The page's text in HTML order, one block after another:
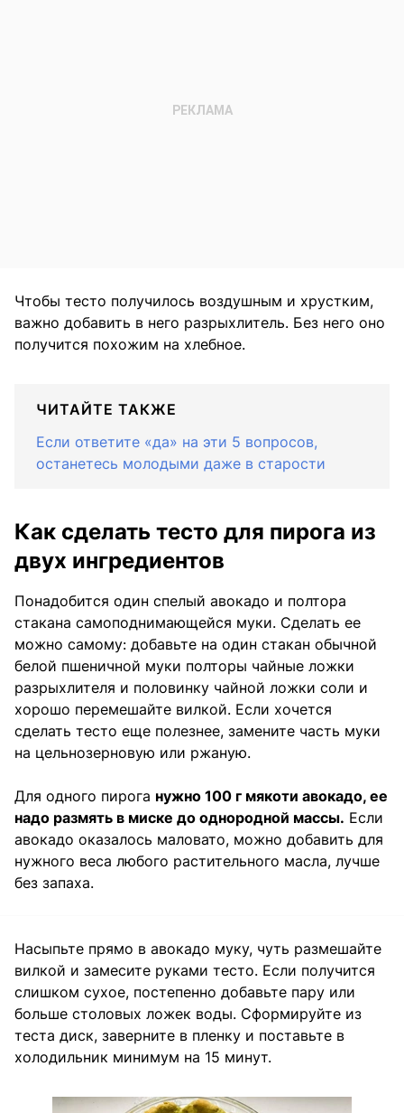
Чтобы тесто получилось воздушным и хрустким,
важно добавить в него разрыхлитель. Без него оно
получится похожим на хлебное.
ЧИТАЙТЕ ТАКЖЕ
Если ответите «да» на эти 5 вопросов,
останетесь молодыми даже в старости
Как сделать тесто для пирога из
двух ингредиентов
Понадобится один спелый авокадо и полтора
стакана самоподнимающейся муки. Сделать ее
можно самому: добавьте на один стакан обычной
белой пшеничной муки полторы чайные ложки
разрыхлителя и половинку чайной ложки соли и
хорошо перемешайте вилкой. Если хочется
сделать тесто еще полезнее, замените часть муки
на цельнозерновую или ржаную.
Для одного пирога нужно 100 г мякоти авокадо, ее
надо размять в миске до однородной массы. Если
авокадо оказалось маловато, можно добавить для
нужного веса любого растительного масла, лучше
без запаха.
Насыпьте прямо в авокадо муку, чуть размешайте
вилкой и замесите руками тесто. Если получится
слишком сухое, постепенно добавьте пару или
больше столовых ложек воды. Сформируйте из
теста диск, заверните в пленку и поставьте в
холодильник минимум на 15 минут.